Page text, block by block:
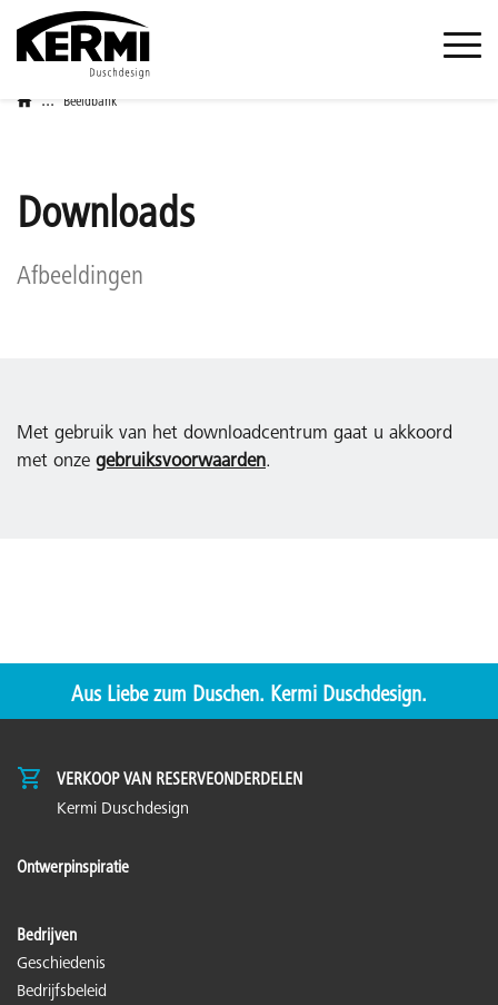
... Beeldbank
Downloads
Afbeeldingen
Met gebruik van het downloadcentrum gaat u akkoord
met onze gebruiksvoorwaarden.
Aus Liebe zum Duschen. Kermi Duschdesign.
VERKOOP VAN RESERVEONDERDELEN
Kermi Duschdesign
Ontwerpinspiratie
Bedrijven
Geschiedenis
Bedrijfsbeleid